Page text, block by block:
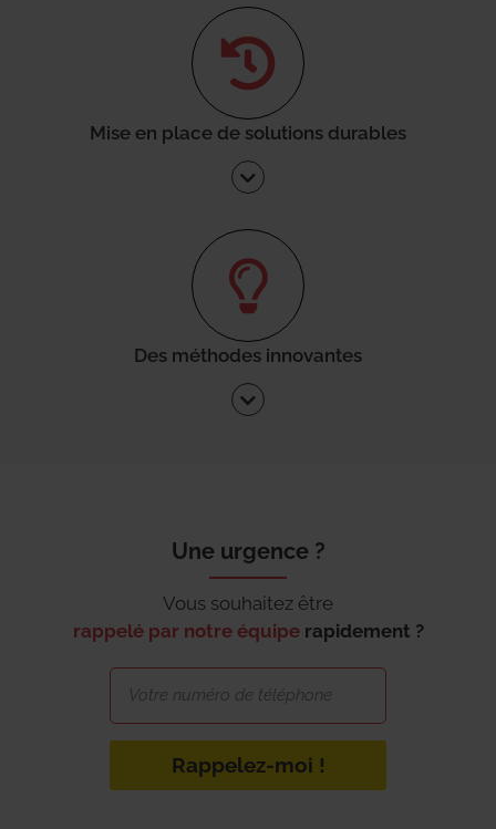
Mise en place de solutions durables
Des méthodes innovantes
Une urgence ?
Vous souhaitez être
rappelé par notre équipe rapidement ?
Rappelez-moi !